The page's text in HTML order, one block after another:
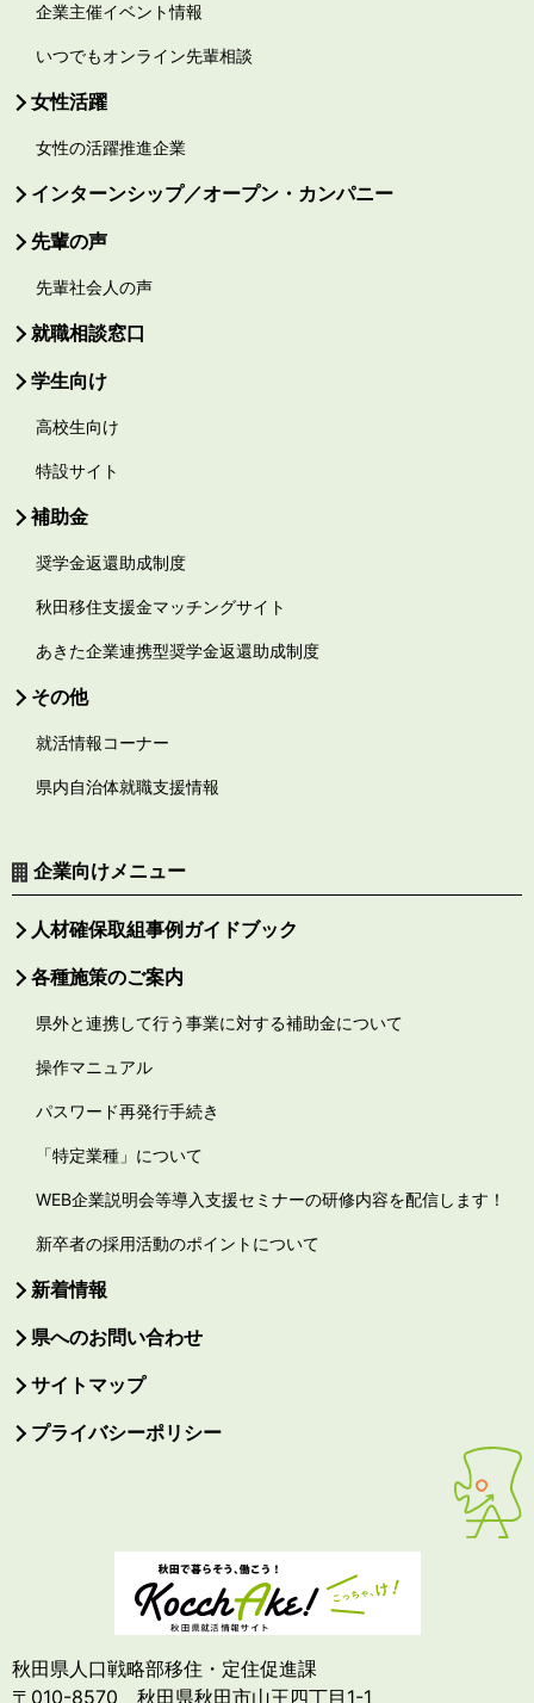
企業主催イベント情報
いつでもオンライン先輩相談
女性活躍
女性の活躍推進企業
インターンシップ／オープン・カンパニー
先輩の声
先輩社会人の声
就職相談窓口
学生向け
高校生向け
特設サイト
補助金
奨学金返還助成制度
秋田移住支援金マッチングサイト
あきた企業連携型奨学金返還助成制度
その他
就活情報コーナー
県内自治体就職支援情報
企業向けメニュー
人材確保取組事例ガイドブック
各種施策のご案内
県外と連携して行う事業に対する補助金について
操作マニュアル
パスワード再発行手続き
「特定業種」について
WEB企業説明会等導入支援セミナーの研修内容を配信します！
新卒者の採用活動のポイントについて
新着情報
県へのお問い合わせ
サイトマップ
プライバシーポリシー
秋田県人口戦略部移住・定住促進課
〒010-8570 秋田県秋田市山王四丁目1-1